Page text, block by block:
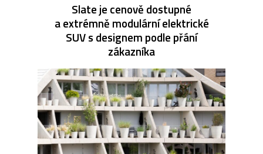
Slate je cenově dostupné
a extrémně modulární elektrické
SUV s designem podle přání
zákazníka